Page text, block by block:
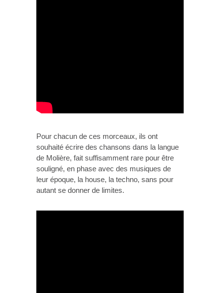
Pour chacun de ces morceaux, ils ont
souhaité écrire des chansons dans la langue
de Molière, fait suffisamment rare pour être
souligné, en phase avec des musiques de
leur époque, la house, la techno, sans pour
autant se donner de limites.